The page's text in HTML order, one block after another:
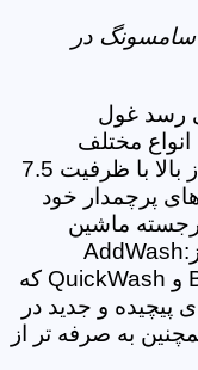
در
رسد غول
مختلف
لباسشویی های درب از جلو و درب از بالا با ظرفیت 7.5
پرچمدار خود
ماشین
لباسشویی های سامسونگ عبارتند از:AddWash
Bubble Wash VRT Smart Control و QuickWash که
پیچیده و جدید در
به صرفه تر از